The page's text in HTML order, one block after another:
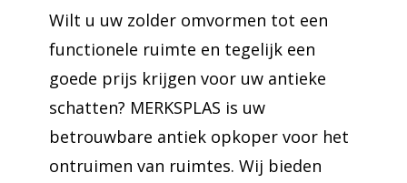
Wilt u uw zolder omvormen tot een
functionele ruimte en tegelijk een
goede prijs krijgen voor uw antieke
schatten? MERKSPLAS is uw
betrouwbare antiek opkoper voor het
ontruimen van ruimtes. Wij bieden